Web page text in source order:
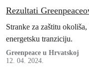
Rezultati
Stranke za zaštitu
energetsku tranziciju.
Greenpeace u Hrvatskoj
12. 04. 2024.